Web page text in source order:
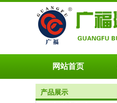
网站首页
产品展示